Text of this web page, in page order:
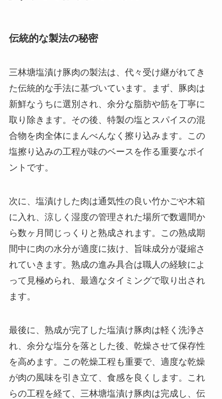
伝統的な製法の秘密
三林塘塩漬け豚肉の製法は、代々受け継がれてき
た伝統的な手法に基づいています。まず、豚肉は
新鮮なうちに選別され、余分な脂肪や筋を丁寧に
取り除きます。その後、特製の塩とスパイスの混
合物を肉全体にまんべんなく擦り込みます。この
塩擦り込みの工程が味のベースを作る重要なポイ
ントです。
次に、塩漬けした肉は通気性の良い竹かごや木箱
に入れ、涼しく湿度の管理された場所で数週間か
ら数ヶ月間じっくりと熟成されます。この熟成期
間中に肉の水分が適度に抜け、旨味成分が凝縮さ
れていきます。熟成の進み具合は職人の経験によ
って見極められ、最適なタイミングで取り出され
ます。
最後に、熟成が完了した塩漬け豚肉は軽く洗浄さ
れ、余分な塩分を落とした後、乾燥させて保存性
を高めます。この乾燥工程も重要で、適度な乾燥
が肉の風味を引き立て、食感を良くします。これ
らの工程を経て、三林塘塩漬け豚肉は完成し、伝